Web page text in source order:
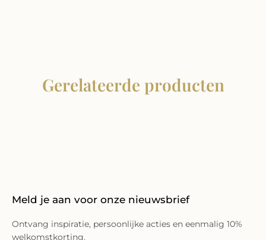
Gerelateerde producten
Meld je aan voor onze nieuwsbrief
Ontvang inspiratie, persoonlijke acties en eenmalig 10%
welkomstkorting.